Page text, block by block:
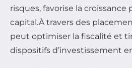
risques, favorise la
capital.À travers des
peut optimiser la fiscalité et
dispositifs d’investissement